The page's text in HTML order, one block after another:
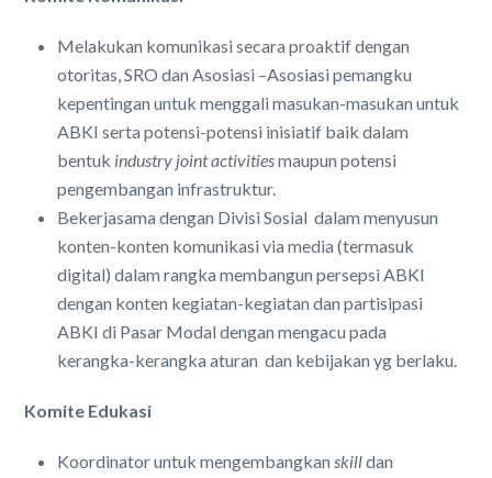
Melakukan komunikasi secara proaktif dengan
otoritas, SRO dan Asosiasi –Asosiasi pemangku
kepentingan untuk menggali masukan-masukan untuk
ABKI serta potensi-potensi inisiatif baik dalam
bentuk industry joint activitiesmaupun potensi
pengembangan infrastruktur.
Bekerjasama dengan Divisi Sosial dalam menyusun
konten-konten komunikasi via media (termasuk
digital) dalam rangka membangun persepsi ABKI
dengan konten kegiatan-kegiatan dan partisipasi
ABKI di Pasar Modal dengan mengacu pada
kerangka-kerangka aturan dan kebijakan yg berlaku.
Komite Edukasi
Koordinator untuk mengembangkanskilldan